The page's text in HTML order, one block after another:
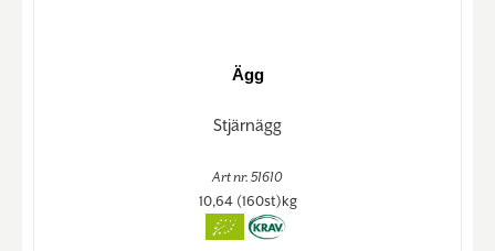
Ägg
Stjärnägg
Art nr. 51610
10,64 (160st)kg